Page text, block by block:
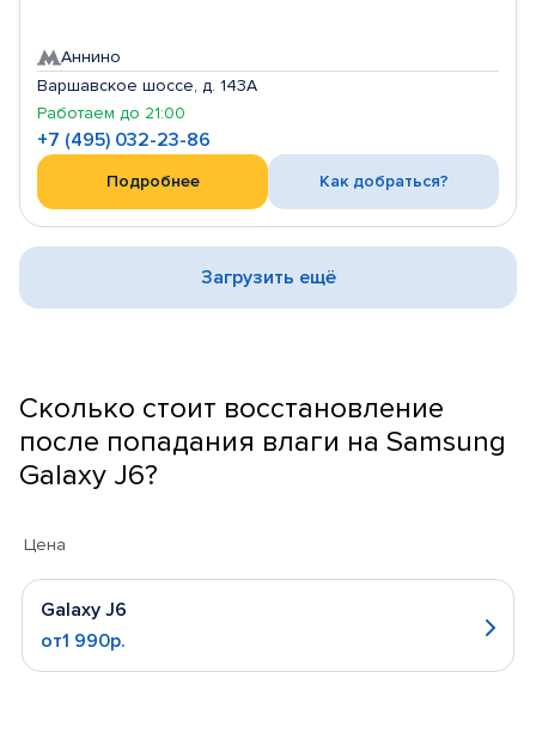
Аннино
Варшавское шоссе, д. 143А
Работаем до 21:00
+7 (495) 032-23-86
Подробнее Как добраться?
Загрузить ещё
Сколько стоит восстановление
после попадания влаги на Samsung
Galaxy J6?
Цена
Galaxy J6
от1 990р.